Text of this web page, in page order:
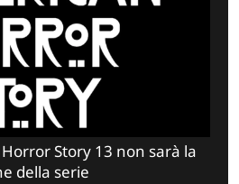
Story 13 non sarà la
della serie